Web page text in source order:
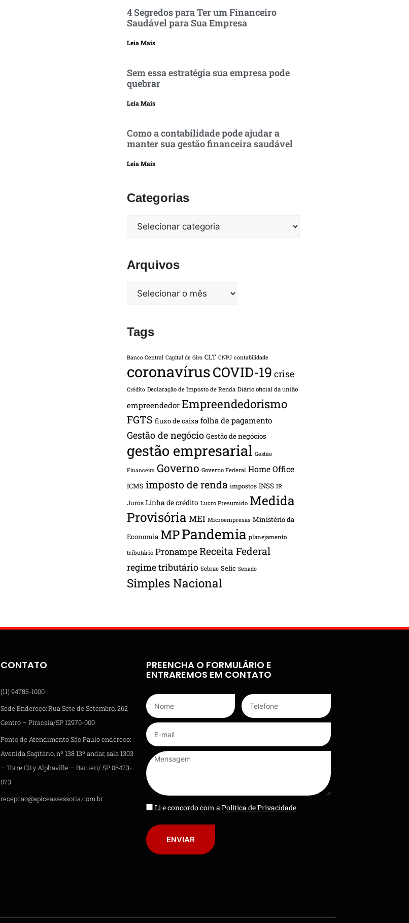
4 Segredos para Ter um Financeiro
Saudável para Sua Empresa
Leia Mais
Sem essa estratégia sua empresa pode
quebrar
Leia Mais
Como a contabilidade pode ajudar a
manter sua gestão financeira saudável
Leia Mais
Categorias
Arquivos
Tags
Banco Central Capital de Giro CLT CNPJ contabilidade
coronavírusCOVID-19 crise
Crédito Declaração de Imposto de Renda Diário oficial da união
empreendedor Empreendedorismo
FGTS fluxo de caixa folha de pagamento
Gestão de negócio Gestão de negócios
gestão empresarial Gestão
Financeira Governo Governo Federal Home Office
ICMS imposto de renda impostos INSS IR
Juros Linha de crédito Lucro Presumido Medida
Provisória MEI Microempresas Ministério da
Economia MPPandemia planejamento
tributário PronampeReceita Federal
regime tributário Sebrae Selic Senado
Simples Nacional
CONTATO
(11) 94785-1000
Sede Endereço: Rua Sete de Setembro, 262
Centro – Piracaia/SP 12970-000
Ponto de Atendimento São Paulo endereço:
Avenida Sagitário, nº 138 13º andar, sala 1303
– Torre City Alphaville – Barueri/ SP 06473-
073
recepcao@apiceassessoria.com.br
PREENCHA O FORMULÁRIO E
ENTRAREMOS EM CONTATO
Li e concordo com aPolítica de Privacidade
ENVIAR